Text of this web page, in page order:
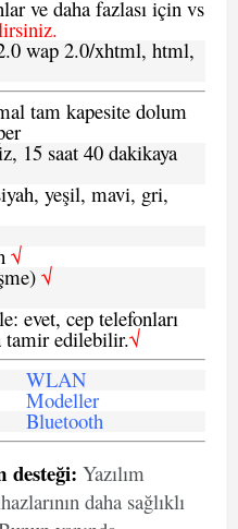
ve daha fazlası için vs
wap 2.0/xhtml, html,
tam kapesite dolum
15 saat 40 dakikaya
yeşil, mavi, gri,
√
√
evet, cep telefonları
tamir edilebilir.√
WLAN
Modeller
Bluetooth
desteği: Yazılım
daha sağlıklı